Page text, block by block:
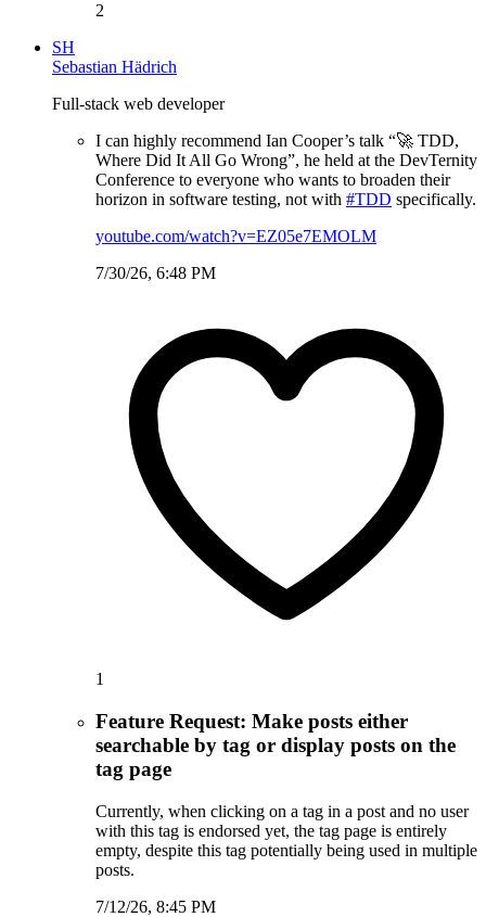
2
SH
Sebastian Hädrich
Full-stack web developer
I can highly recommend Ian Cooper’s talk “🚀 TDD,
Where Did It All Go Wrong”, he held at the DevTernity
Conference to everyone who wants to broaden their
horizon in software testing, not with #TDD specifically.
youtube.com/watch?v=EZ05e7EMOLM
7/30/26, 6:48 PM
1
Feature Request: Make posts either
searchable by tag or display posts on the
tag page
Currently, when clicking on a tag in a post and no user
with this tag is endorsed yet, the tag page is entirely
empty, despite this tag potentially being used in multiple
posts.
7/12/26, 8:45 PM